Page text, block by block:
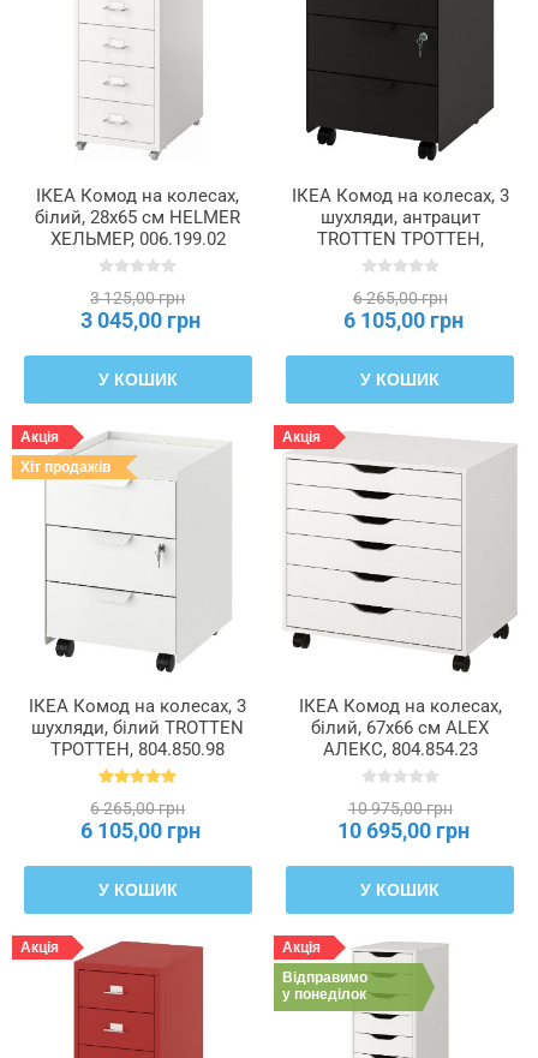
Колір
ніжок
Колір
ручки
Колір
світла
Колір
товару
Макс.
/
малий
висувний
Макс.
навантаження
верхні
/
стільницю
(кг)
Макс.
на
полиці
Макс.
навантаження
на
ІКЕА Комод на колесах,
білий, 28x65 см HELMER
ХЕЛЬМЕР, 006.199.02
3 125,00 грн
3 045,00 грн
У КОШИК
ІКЕА Комод на колесах, 3
шухляди, антрацит
TROTTEN ТРОТТЕН,
704.850.94
6 265,00 грн
6 105,00 грн
У КОШИК
Акція
Хіт продажів
ІКЕА Комод на колесах, 3
шухляди, білий TROTTEN
ТРОТТЕН, 804.850.98
6 265,00 грн
6 105,00 грн
У КОШИК
Акція
ІКЕА Комод на колесах,
білий, 67x66 см ALEX
АЛЕКС, 804.854.23
10 975,00 грн
10 695,00 грн
У КОШИК
Акція
Акція
Відправимо
у понеділок